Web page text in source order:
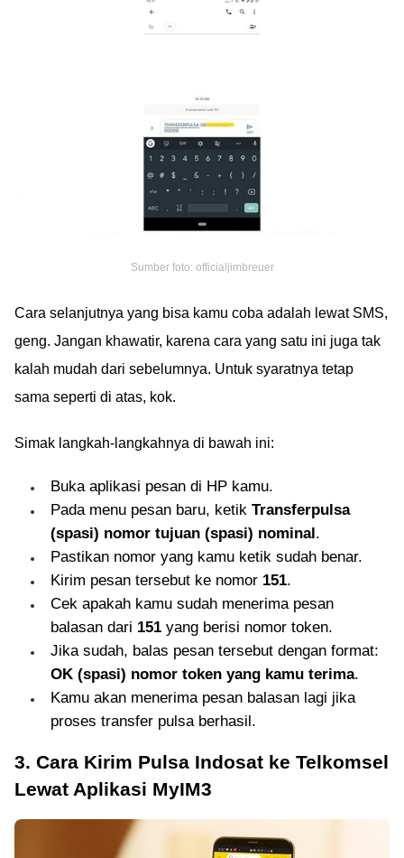
Sumber foto: officialjimbreuer
Cara selanjutnya yang bisa kamu coba adalah lewat SMS,
geng. Jangan khawatir, karena cara yang satu ini juga tak
kalah mudah dari sebelumnya. Untuk syaratnya tetap
sama seperti di atas, kok.
Simak langkah-langkahnya di bawah ini:
Buka aplikasi pesan di HP kamu.
Pada menu pesan baru, ketik Transferpulsa
(spasi) nomor tujuan (spasi) nominal.
Pastikan nomor yang kamu ketik sudah benar.
Kirim pesan tersebut ke nomor 151.
Cek apakah kamu sudah menerima pesan
balasan dari 151 yang berisi nomor token.
Jika sudah, balas pesan tersebut dengan format:
OK (spasi) nomor token yang kamu terima.
Kamu akan menerima pesan balasan lagi jika
proses transfer pulsa berhasil.
3. Cara Kirim Pulsa Indosat ke Telkomsel
Lewat Aplikasi MyIM3